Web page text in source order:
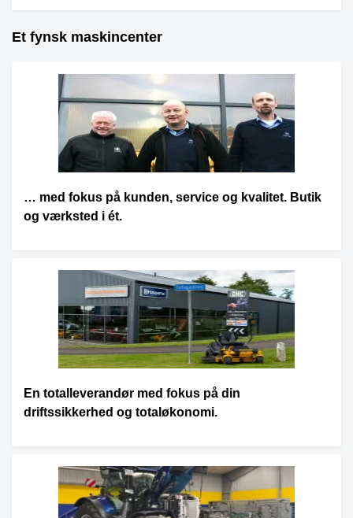
Et fynsk maskincenter
… med fokus på kunden, service og kvalitet. Butik
og værksted i ét.
En totalleverandør med fokus på din
driftssikkerhed og totaløkonomi.